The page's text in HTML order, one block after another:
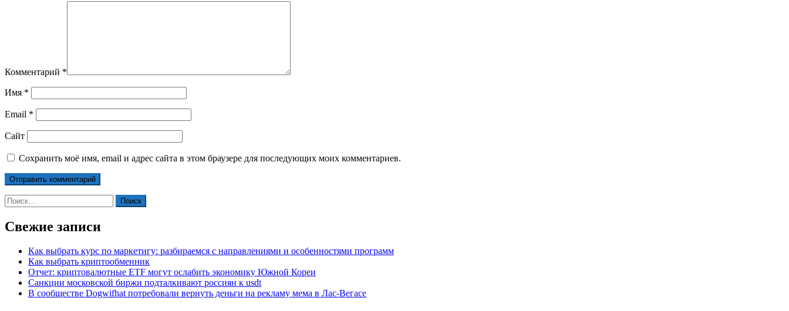
Комментарий *
Имя *
Email *
Сайт
Сохранить моё имя, email и адрес сайта в этом браузере для последующих моих комментариев.
Найти:
Свежие записи
Как выбрать курс по маркетигу: разбираемся с направлениями и особенностями программ
Как выбрать криптообменник
Отчет: криптовалютные ETF могут ослабить экономику Южной Кореи
Санкции московской биржи подталкивают россиян к usdt
В сообществе Dogwifhat потребовали вернуть деньги на рекламу мема в Лас-Вегасе